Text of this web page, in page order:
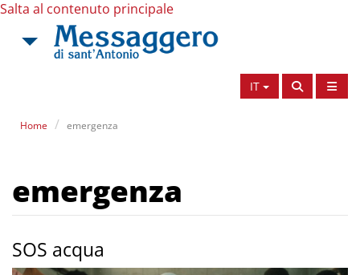
Salta al contenuto principale
IT
Home emergenza
emergenza
SOS acqua